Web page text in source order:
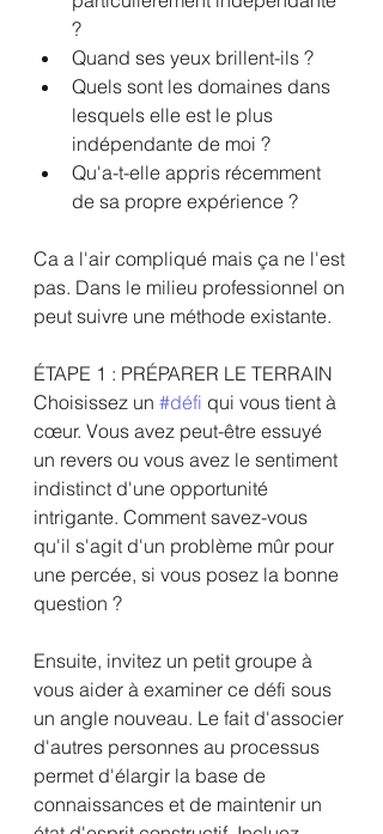
?
Quand ses yeux brillent-ils ?
Quels sont les domaines dans
lesquels elle est le plus
indépendante de moi ?
Qu'a-t-elle appris récemment
de sa propre expérience ?
Ca a l'air compliqué mais ça ne l'est
pas. Dans le milieu professionnel on
peut suivre une méthode existante.
ÉTAPE 1 : PRÉPARER LE TERRAIN
Choisissez un #défi qui vous tient à
cœur. Vous avez peut-être essuyé
un revers ou vous avez le sentiment
indistinct d'une opportunité
intrigante. Comment savez-vous
qu'il s'agit d'un problème mûr pour
une percée, si vous posez la bonne
question ?
Ensuite, invitez un petit groupe à
vous aider à examiner ce défi sous
un angle nouveau. Le fait d'associer
d'autres personnes au processus
permet d'élargir la base de
connaissances et de maintenir un